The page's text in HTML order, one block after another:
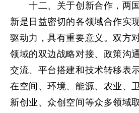
十二、关于创新合作，两国
新是日益密切的各领域合作实
驱动力，具有重要意义。双方
领域的双边战略对接、政策沟
交流、平台搭建和技术转移表
在空间、环境、能源、农业、
新创业、众创空间等众多领域